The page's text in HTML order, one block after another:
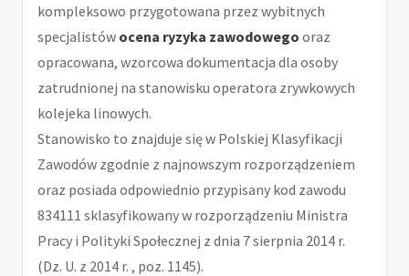
kompleksowo przygotowana przez wybitnych
specjalistów ocena ryzyka zawodowego oraz
opracowana, wzorcowa dokumentacja dla osoby
zatrudnionej na stanowisku operatora zrywkowych
kolejeka linowych.
Stanowisko to znajduje się w Polskiej Klasyfikacji
Zawodów zgodnie z najnowszym rozporządzeniem
oraz posiada odpowiednio przypisany kod zawodu
834111 sklasyfikowany w rozporządzeniu Ministra
Pracy i Polityki Społecznej z dnia 7 sierpnia 2014 r.
(Dz. U. z 2014 r. , poz. 1145).